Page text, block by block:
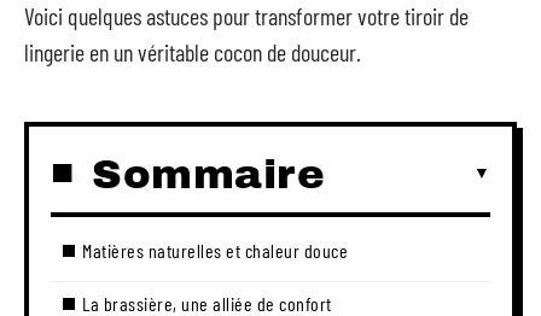
Voici quelques astuces pour transformer votre tiroir de
lingerie en un véritable cocon de douceur.
Sommaire
Matières naturelles et chaleur douce
La brassière, une alliée de confort